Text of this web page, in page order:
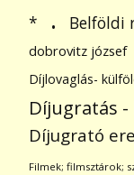
* . Belföldi
dobrovitz józsef
Díjlovaglás-
Díjugratás
Díjugrató
Filmek; filmsztárok;